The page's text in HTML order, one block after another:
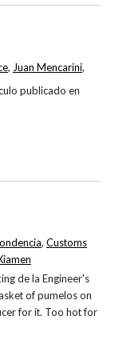
publicado en
, Juan Mencarini,
de la Engineer's
of pumelos on
for it. Too hot for
, Customs